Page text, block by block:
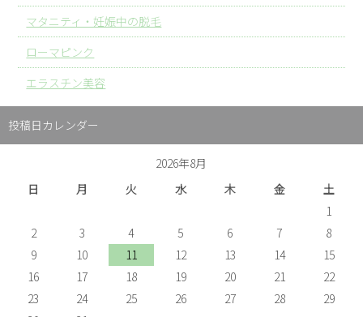
マタニティ・妊娠中の脱毛
ローマピンク
エラスチン美容
投稿日カレンダー
2026年8月
日
月 火 水 木 金
土
1
2
3 4 5 6 7
8
9
10 11 12 13 14
15
16
17 18 19 20 21
22
23
24 25 26 27 28
29